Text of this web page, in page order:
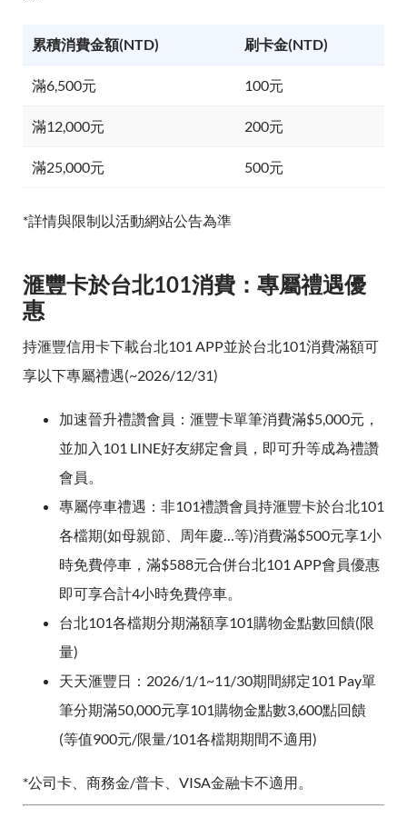
累積消費金額(NTD) 刷卡金(NTD)
滿6,500元 100元
滿12,000元 200元
滿25,000元 500元
*詳情與限制以活動網站公告為準
滙豐卡於台北101消費：專屬禮遇優
惠
持滙豐信用卡下載台北101 APP並於台北101消費滿額可
享以下專屬禮遇(~2026/12/31)
加速晉升禮讚會員：滙豐卡單筆消費滿$5,000元，
並加入101 LINE好友綁定會員，即可升等成為禮讚
會員。
專屬停車禮遇：非101禮讚會員持滙豐卡於台北101
各檔期(如母親節、周年慶…等)消費滿$500元享1小
時免費停車，滿$588元合併台北101 APP會員優惠
即可享合計4小時免費停車。
台北101各檔期分期滿額享101購物金點數回饋(限
量)
天天滙豐日：2026/1/1~11/30期間綁定101 Pay單
筆分期滿50,000元享101購物金點數3,600點回饋
(等值900元/限量/101各檔期期間不適用)
*公司卡、商務金/普卡、VISA金融卡不適用。